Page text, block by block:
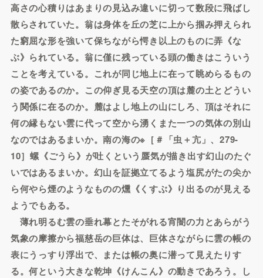
高さの心積りはあまりの見込み違いに切って数段に飛ばし
散らされていた。翁は身体を丘の芝に上から掴み押えられ
た窮屈な形を強いて保ちながら愕き以上のものに弄《な
ぶ》られている。翁に僅に残っている頭の働きはこういう
ことを考えている。これが同じ地上に在って眺めらるもの
の姿であるのか。この仰ぎ見る天空の頂は麓の土とどうい
う関係に在るのか。麓はよし地上の山にしろ、頂はそれに
何の縁もない雲に代って空から湧くまた一つの気体の別山
なのではあるまいか。南の海の※［＃「虫＋亢」、279-
10］螺《ごうら》が吐くという蜃気が描き出す幻山のたぐ
いではあるまいか。幻山を証拠立てるよう塩尻がたの尖か
ら何やら煙のようなものの燻《くすぶ》り出るのが見える
ようでもある。
薄れ明るむ雲の垂れ幕とたそがれる宵闇の力とあらがう
気象の摩擦から福慈岳の巨体は、巨体さながらに雲の帳の
表にうっすり浮出で、または帳の奥に潜って見えたりす
る。何という大きな乾坤《けんこん》の動きであろう。し